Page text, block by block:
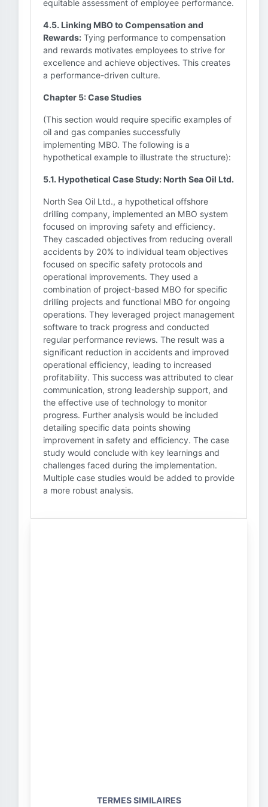
equitable assessment of employee performance.
4.5. Linking MBO to Compensation and
Rewards: Tying performance to compensation
and rewards motivates employees to strive for
excellence and achieve objectives. This creates
a performance-driven culture.
Chapter 5: Case Studies
(This section would require specific examples of
oil and gas companies successfully
implementing MBO. The following is a
hypothetical example to illustrate the structure):
5.1. Hypothetical Case Study: North Sea Oil Ltd.
North Sea Oil Ltd., a hypothetical offshore
drilling company, implemented an MBO system
focused on improving safety and efficiency.
They cascaded objectives from reducing overall
accidents by 20% to individual team objectives
focused on specific safety protocols and
operational improvements. They used a
combination of project-based MBO for specific
drilling projects and functional MBO for ongoing
operations. They leveraged project management
software to track progress and conducted
regular performance reviews. The result was a
significant reduction in accidents and improved
operational efficiency, leading to increased
profitability. This success was attributed to clear
communication, strong leadership support, and
the effective use of technology to monitor
progress. Further analysis would be included
detailing specific data points showing
improvement in safety and efficiency. The case
study would conclude with key learnings and
challenges faced during the implementation.
Multiple case studies would be added to provide
a more robust analysis.
TERMES SIMILAIRES